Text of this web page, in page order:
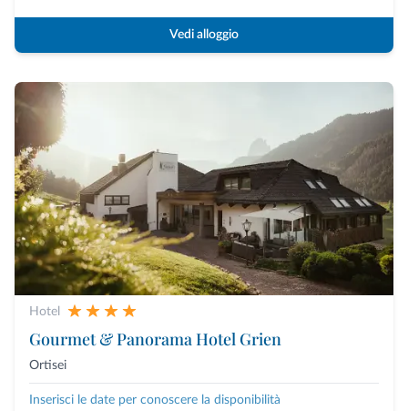
Vedi alloggio
Hotel
Gourmet & Panorama Hotel Grien
Ortisei
Inserisci le date per conoscere la disponibilità